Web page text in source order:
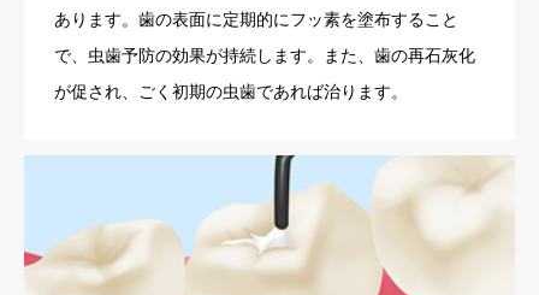
あります。歯の表面に定期的にフッ素を塗布すること
で、虫歯予防の効果が持続します。また、歯の再石灰化
が促され、ごく初期の虫歯であれば治ります。